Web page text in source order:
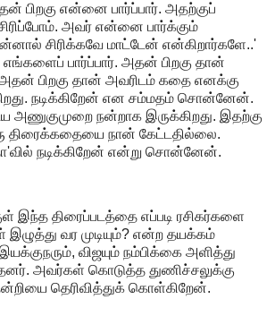
பிறகு என்னை பார்ப்பார். அதற்குப்
அவர் என்னை பார்க்கும்
சிரிக்கவே மாட்டேன் என்கிறார்களே..'
பார்ப்பார். அதன் பிறகு தான்
அதன் பிறகு தான் அவரிடம் கதை எனக்கு
நடிக்கிறேன் என சம்மதம் சொன்னேன்.
அணுகுமுறை நன்றாக இருக்கிறது. இதற்கு
திரைக்கதையை நான் கேட்டதில்லை.
நடிக்கிறேன் என்று சொன்னேன்.
இந்த திரைப்படத்தை எப்படி ரசிகர்களை
இழுத்து வர முடியும்? என்ற தயக்கம்
விஜயும் நம்பிக்கை அளித்து
அவர்கள் கொடுத்த துணிச்சலுக்கு
தெரிவித்துக் கொள்கிறேன்.